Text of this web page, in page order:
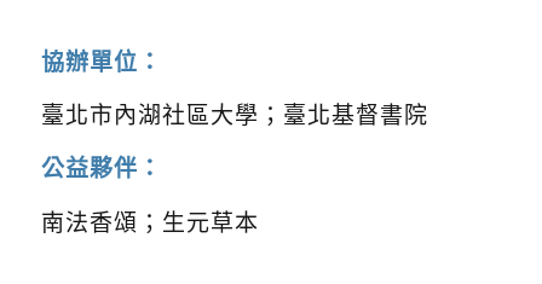
協辦單位：
臺北市內湖社區大學；臺北基督書院
公益夥伴：
南法香頌；生元草本